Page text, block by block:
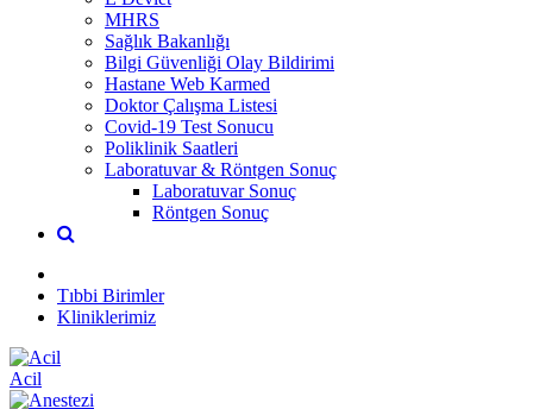
MHRS
Sağlık Bakanlığı
Bilgi Güvenliği Olay Bildirimi
Hastane Web Karmed
Doktor Çalışma Listesi
Covid-19 Test Sonucu
Poliklinik Saatleri
Laboratuvar & Röntgen Sonuç
Laboratuvar Sonuç
Röntgen Sonuç
Tıbbi Birimler
Kliniklerimiz
Acil